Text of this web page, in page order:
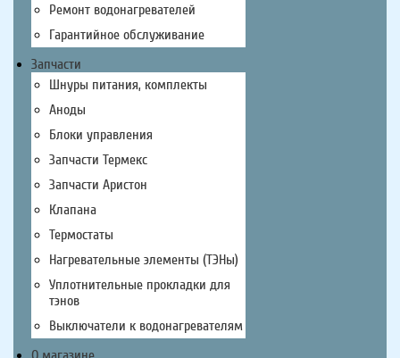
Ремонт водонагревателей
Гарантийное обслуживание
Запчасти
Шнуры питания, комплекты
Аноды
Блоки управления
Запчасти Термекс
Запчасти Аристон
Клапана
Термостаты
Нагревательные элементы (ТЭНы)
Уплотнительные прокладки для
тэнов
Выключатели к водонагревателям